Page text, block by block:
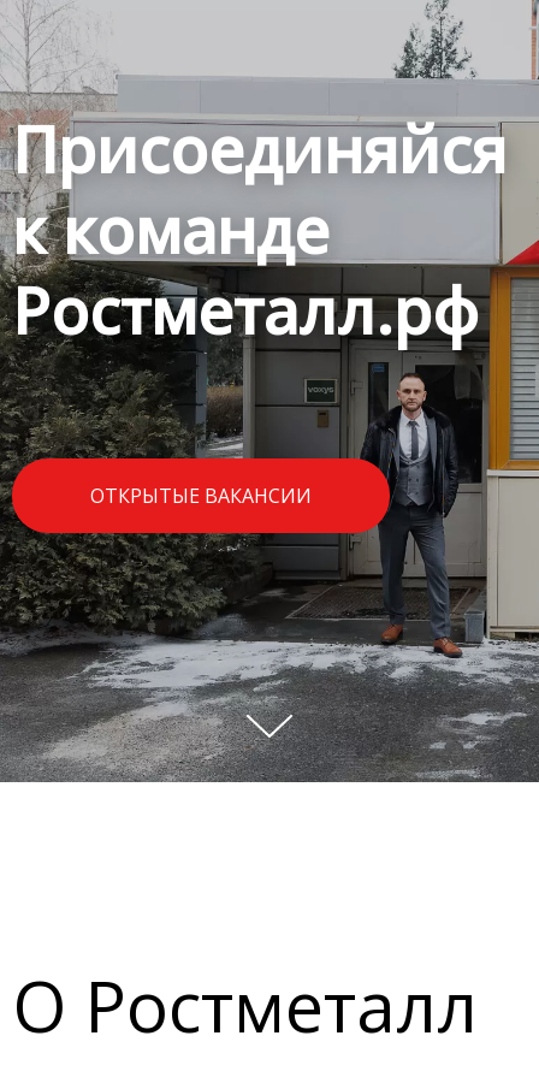
Присоединяйся
к команде
Ростметалл.рф
ОТКРЫТЫЕ ВАКАНСИИ
О Ростметалл